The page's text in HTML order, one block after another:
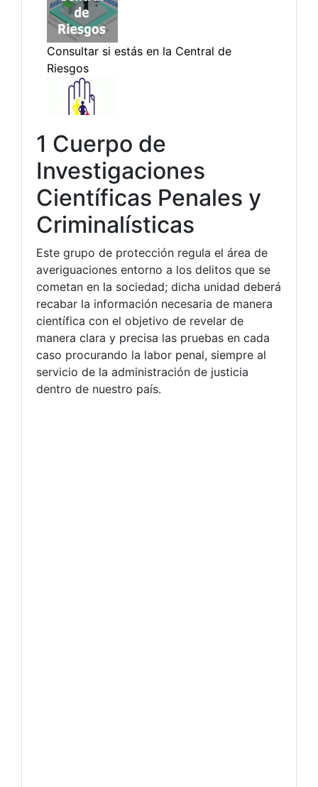
1 Cuerpo de
Investigaciones
Científicas Penales y
Criminalísticas
Este grupo de protección regula el área de
averiguaciones entorno a los delitos que se
cometan en la sociedad; dicha unidad deberá
recabar la información necesaria de manera
científica con el objetivo de revelar de
manera clara y precisa las pruebas en cada
caso procurando la labor penal, siempre al
servicio de la administración de justicia
dentro de nuestro país.